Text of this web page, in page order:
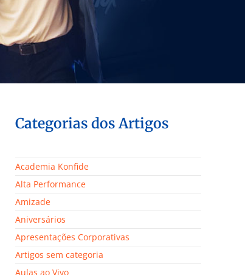
Categorias dos Artigos
Academia Konfide
Alta Performance
Amizade
Aniversários
Apresentações Corporativas
Artigos sem categoria
Aulas ao Vivo